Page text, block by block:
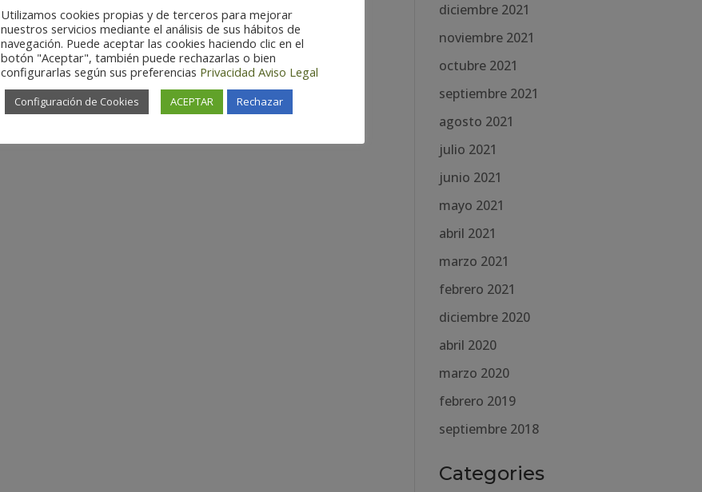
diciembre 2021
noviembre 2021
octubre 2021
septiembre 2021
agosto 2021
julio 2021
junio 2021
mayo 2021
abril 2021
marzo 2021
febrero 2021
diciembre 2020
abril 2020
marzo 2020
febrero 2019
septiembre 2018
Categories
Utilizamos cookies propias y de terceros para mejorar
nuestros servicios mediante el análisis de sus hábitos de
navegación. Puede aceptar las cookies haciendo clic en el
botón "Aceptar", también puede rechazarlas o bien
configurarlas según sus preferencias Privacidad Aviso Legal
Configuración de Cookies ACEPTAR Rechazar